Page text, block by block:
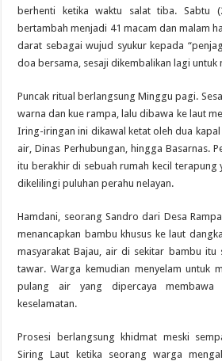
berhenti ketika waktu salat tiba. Sabtu
bertambah menjadi 41 macam dan malam
darat sebagai wujud syukur kepada
doa bersama, sesaji dikembalikan lagi untuk
Puncak ritual berlangsung Minggu pagi.
warna dan kue rampa, lalu dibawa ke laut
Iring-iringan ini dikawal ketat oleh dua
air, Dinas Perhubungan, hingga Basarnas.
itu berakhir di sebuah rumah kecil terapung
dikelilingi puluhan perahu nelayan.
Hamdani, seorang Sandro dari Desa
menancapkan bambu khusus ke laut
masyarakat Bajau, air di sekitar bambu itu
tawar. Warga kemudian menyelam untuk
pulang air yang dipercaya membawa
keselamatan.
Prosesi berlangsung khidmat meski
Siring Laut ketika seorang warga